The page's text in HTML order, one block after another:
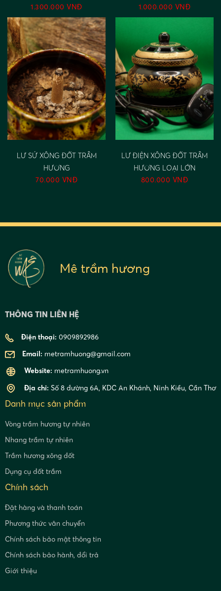
1.300.000 VNĐ
1.000.000 VNĐ
LƯ SỨ XÔNG ĐỐT TRẦM
HƯƠNG
70.000 VNĐ
LƯ ĐIỆN XÔNG ĐỐT TRẦM
HƯƠNG LOẠI LỚN
800.000 VNĐ
Mê trầm hương
THÔNG TIN LIÊN HỆ
Điện thoại: 0909892986
Email: metramhuong@gmail.com
Website: metramhuong.vn
Địa chỉ: Số 8 đường 6A, KDC An Khánh, Ninh Kiều, Cần Thơ
Danh mục sản phẩm
Vòng trầm hương tự nhiên
Nhang trầm tự nhiên
Trầm hương xông đốt
Dụng cụ đốt trầm
Chính sách
Đặt hàng và thanh toán
Phương thức vân chuyển
Chính sách bảo mật thông tin
Chính sách bảo hành, đổi trả
Giới thiệu